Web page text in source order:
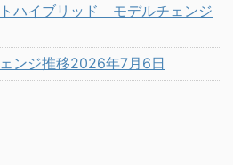
ハイブリッド モデルチェンジ
ンジ推移2026年7月6日